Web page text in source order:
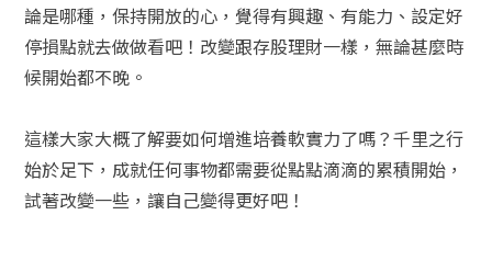
論是哪種，保持開放的心，覺得有興趣、有能力、設定好
停損點就去做做看吧！改變跟存股理財一樣，無論甚麼時
候開始都不晚。
這樣大家大概了解要如何增進培養軟實力了嗎？千里之行
始於足下，成就任何事物都需要從點點滴滴的累積開始，
試著改變一些，讓自己變得更好吧！